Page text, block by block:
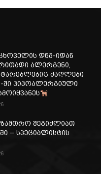
დნმ-იდან
ალერგენი,
ძაღლები
ში ჰიპოალერგიული
შეგიძლიათ
– სპეციალისტის